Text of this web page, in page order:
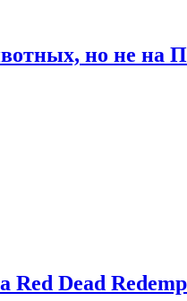
но не на
Dead